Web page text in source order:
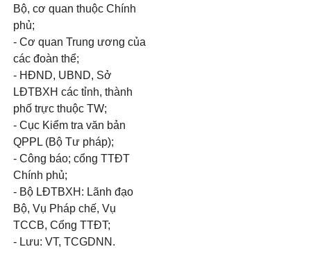
Bộ, cơ quan thuộc Chính
phủ;
- Cơ quan Trung ương của
các đoàn thể;
- HĐND, UBND, Sở
LĐTBXH các tỉnh, thành
phố trực thuộc TW;
- Cục Kiểm tra văn bản
QPPL (Bộ Tư pháp);
- Công báo; cổng TTĐT
Chính phủ;
- Bộ LĐTBXH: Lãnh đạo
Bộ, Vụ Pháp chế, Vụ
TCCB, Cổng TTĐT;
- Lưu: VT, TCGDNN.